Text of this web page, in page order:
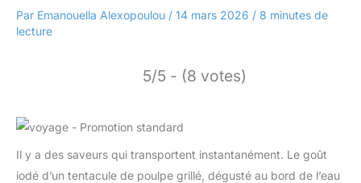
Par Emanouella Alexopoulou / 14 mars 2026 / 8 minutes de
lecture
5/5 - (8 votes)
Il y a des saveurs qui transportent instantanément. Le goût
iodé d’un tentacule de poulpe grillé, dégusté au bord de l’eau